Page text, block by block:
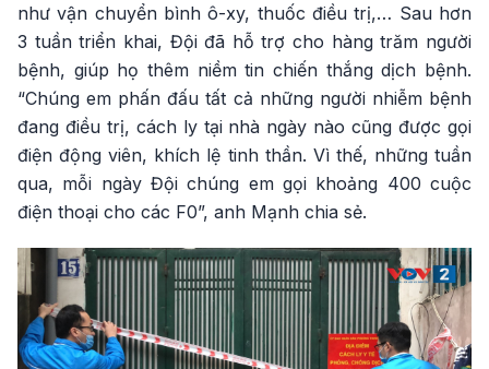
như vận chuyển bình ô-xy, thuốc điều trị,… Sau hơn
3 tuần triển khai, Đội đã hỗ trợ cho hàng trăm người
bệnh, giúp họ thêm niềm tin chiến thắng dịch bệnh.
“Chúng em phấn đấu tất cả những người nhiễm bệnh
đang điều trị, cách ly tại nhà ngày nào cũng được gọi
điện động viên, khích lệ tinh thần. Vì thế, những tuần
qua, mỗi ngày Đội chúng em gọi khoảng 400 cuộc
điện thoại cho các F0”, anh Mạnh chia sẻ.